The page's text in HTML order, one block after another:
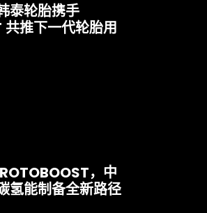
泰轮胎携手
推下一代轮胎用
，中
氢能制备全新路径